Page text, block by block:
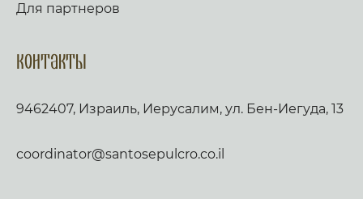
Для партнеров
Контакты
9462407, Израиль, Иерусалим, ул. Бен-Иегуда, 13
coordinator@santosepulcro.co.il